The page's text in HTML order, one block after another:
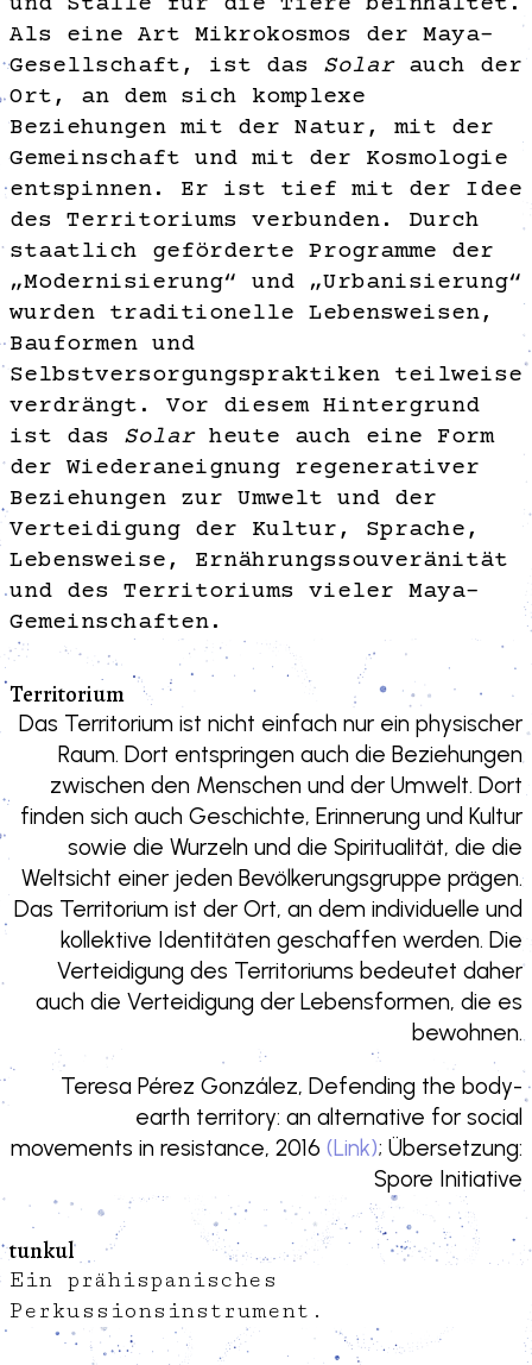
Als eine Art Mikrokosmos der Maya-
Gesellschaft, ist das Solarauch der
Ort, an dem sich komplexe
Beziehungen mit der Natur, mit der
Gemeinschaft und mit der Kosmologie
entspinnen. Er ist tief mit der Idee
des Territoriums verbunden. Durch
staatlich geförderte Programme der
„Modernisierung“ und „Urbanisierung“
wurden traditionelle Lebensweisen,
Bauformen und
Selbstversorgungspraktiken teilweise
verdrängt. Vor diesem Hintergrund
ist das Solarheute auch eine Form
der Wiederaneignung regenerativer
Beziehungen zur Umwelt und der
Verteidigung der Kultur, Sprache,
Lebensweise, Ernährungssouveränität
und des Territoriums vieler Maya-
Gemeinschaften.
Territorium
Das Territorium ist nicht einfach nur ein physischer
Raum. Dort entspringen auch die Beziehungen
zwischen den Menschen und der Umwelt. Dort
finden sich auch Geschichte, Erinnerung und Kultur
sowie die Wurzeln und die Spiritualität, die die
Weltsicht einer jeden Bevölkerungsgruppe prägen.
Das Territorium ist der Ort, an dem individuelle und
kollektive Identitäten geschaffen werden. Die
Verteidigung des Territoriums bedeutet daher
auch die Verteidigung der Lebensformen, die es
bewohnen.
Teresa Pérez González, Defending the body-
earth territory: an alternative for social
movements in resistance, 2016 (Link); Übersetzung:
Spore Initiative
tunkul
Ein prähispanisches
Perkussionsinstrument.